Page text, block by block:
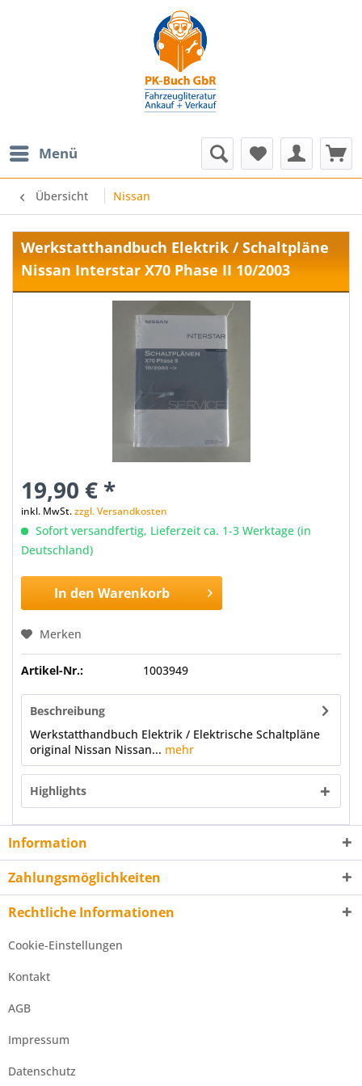
Menü
Übersicht Nissan
Werkstatthandbuch Elektrik / Schaltpläne
Nissan Interstar X70 Phase II 10/2003
19,90 € *
inkl. MwSt.zzgl. Versandkosten
Sofort versandfertig, Lieferzeit ca. 1-3 Werktage (in
Deutschland)
In den Warenkorb
Merken
Artikel-Nr.: 1003949
Beschreibung
Werkstatthandbuch Elektrik / Elektrische Schaltpläne
original Nissan Nissan... mehr
Highlights
Information
Zahlungsmöglichkeiten
Rechtliche Informationen
Cookie-Einstellungen
Kontakt
AGB
Impressum
Datenschutz